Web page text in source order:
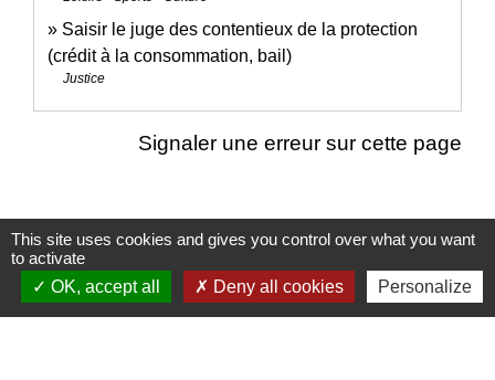
Saisir le juge des contentieux de la protection
(crédit à la consommation, bail)
Justice
Signaler une erreur sur cette page
Nous contacter
This site uses cookies and gives you control over what you want
to activate
OK, accept all
Deny all cookies Personalize